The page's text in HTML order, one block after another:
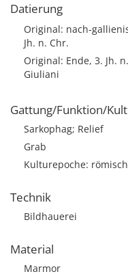
Datierung
Original: nach-
Jh. n. Chr.
Original: Ende, 3. Jh.
Giuliani
Gattung/Funktion/
Sarkophag; Relief
Grab
Kulturepoche: römisch
Technik
Bildhauerei
Material
Marmor